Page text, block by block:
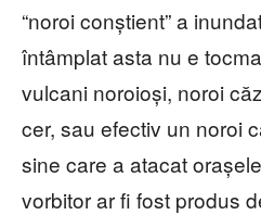
“noroi conștient” a
întâmplat asta nu e
vulcani noroioși, noroi
cer, sau efectiv un noroi
sine care a atacat
vorbitor ar fi fost produs